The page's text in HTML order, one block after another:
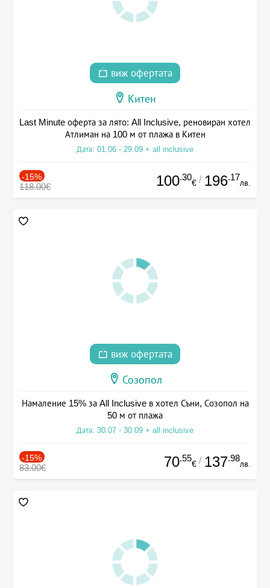
виж офертата
Китен
Last Minute оферта за лято: All Inclusive, реновиран хотел
Атлиман на 100 м от плажа в Китен
Дата: 01.06 - 29.09 + all inclusive
-15%
118.00€ 100.30
€ / 196.17
лв.
виж офертата
Созопол
Намаление 15% за All Inclusive в хотел Съни, Созопол на
50 м от плажа
Дата: 30.07 - 30.09 + all inclusive
-15%
83.00€ 70.55
€ / 137.98
лв.